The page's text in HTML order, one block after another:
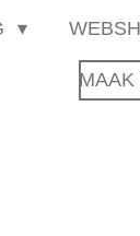
MAAK